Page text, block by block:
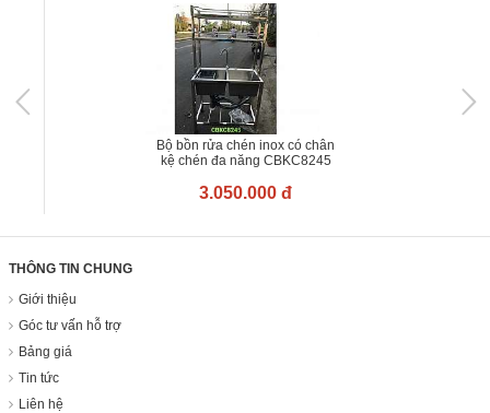
Bộ bồn rửa chén inox có chân
kệ chén đa năng CBKC8245
3.050.000 đ
THÔNG TIN CHUNG
Giới thiệu
Góc tư vấn hỗ trợ
Bảng giá
Tin tức
Liên hệ